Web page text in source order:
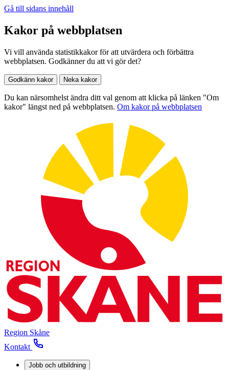
Gå till sidans innehåll
Kakor på webbplatsen
Vi vill använda statistikkakor för att utvärdera och förbättra
webbplatsen. Godkänner du att vi gör det?
Godkänn kakor Neka kakor
Du kan närsomhelst ändra ditt val genom att klicka på länken "Om
kakor" längst ned på webbplatsen. Om kakor på webbplatsen
Region Skåne
Kontakt
Jobb och utbildning